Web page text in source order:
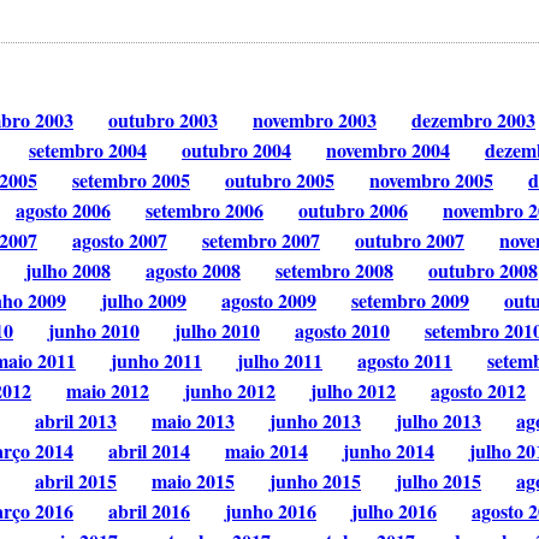
2003 outubro 2003 novembro 2003
dezembro 2003
setembro 2004
outubro 2004 novembro 2004
setembro 2005 outubro 2005 novembro 2005
agosto 2006
setembro 2006 outubro 2006
novembro
agosto 2007 setembro 2007 outubro 2007
julho 2008
agosto 2008 setembro 2008
outubro 2008
2009
julho 2009 agosto 2009 setembro 2009
junho 2010 julho 2010 agosto 2010
setembro
2011
junho 2011 julho 2011 agosto 2011
maio 2012 junho 2012 julho 2012
agosto 2012
abril 2013
maio 2013 junho 2013 julho 2013
2014
abril 2014 maio 2014 junho 2014
julho
abril 2015
maio 2015 junho 2015 julho 2015
2016
abril 2016 junho 2016 julho 2016
agosto